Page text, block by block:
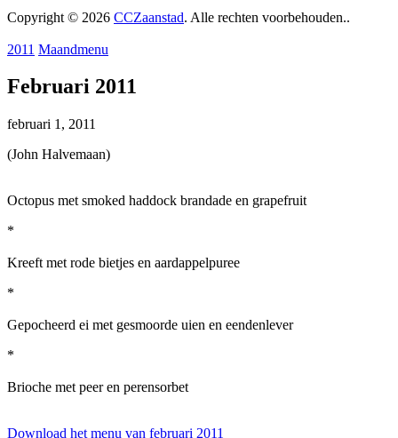
Copyright © 2026 CCZaanstad. Alle rechten voorbehouden..
2011 Maandmenu
Februari 2011
februari 1, 2011
(John Halvemaan)
Octopus met smoked haddock brandade en grapefruit
*
Kreeft met rode bietjes en aardappelpuree
*
Gepocheerd ei met gesmoorde uien en eendenlever
*
Brioche met peer en perensorbet
Download het menu van februari 2011